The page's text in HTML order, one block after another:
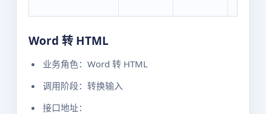
Word 转 HTML
业务角色：Word 转 HTML
调用阶段：转换输入
接口地址：